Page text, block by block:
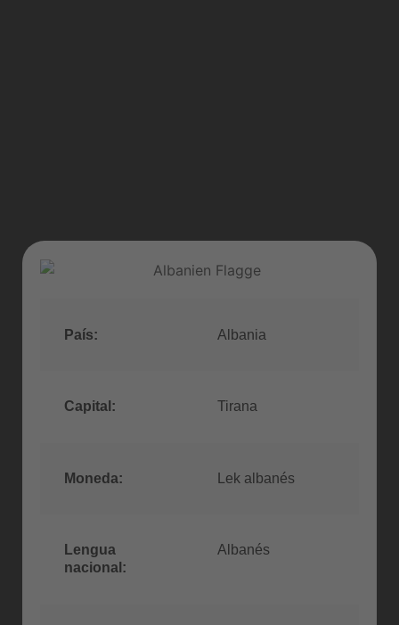
País: Albania
Capital: Tirana
Moneda: Lek albanés
Lengua
nacional:
Albanés